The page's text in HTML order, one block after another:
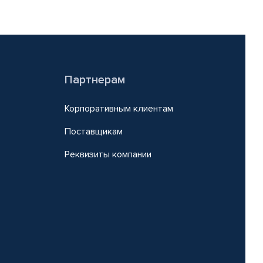
Партнерам
Корпоративным клиентам
Поставщикам
Реквизиты компании